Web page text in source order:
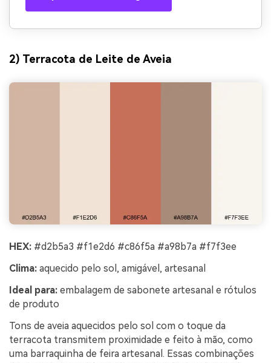
2) Terracota de Leite de Aveia
HEX: #d2b5a3 #f1e2d6 #c86f5a #a98b7a #f7f3ee
Clima: aquecido pelo sol, amigável, artesanal
Ideal para: embalagem de sabonete artesanal e rótulos
de produto
Tons de aveia aquecidos pelo sol com o toque da
terracota transmitem proximidade e feito à mão, como
uma barraquinha de feira artesanal. Essas combinações